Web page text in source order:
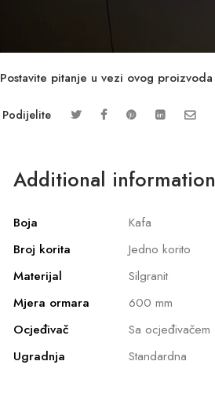
Postavite pitanje u vezi ovog proizvoda
Podijelite
Additional information
Boja
Kafa
Broj korita
Jedno korito
Materijal
Silgranit
Mjera ormara
600 mm
Ocjeđivač
Sa ocjeđivačem
Ugradnja
Standardna